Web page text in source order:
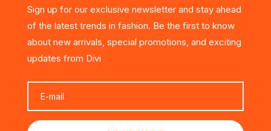
Sign up for our exclusive newsletter and stay ahead
of the latest trends in fashion. Be the first to know
about new arrivals, special promotions, and exciting
updates from Divi